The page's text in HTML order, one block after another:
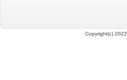
Copyright(c) 2022